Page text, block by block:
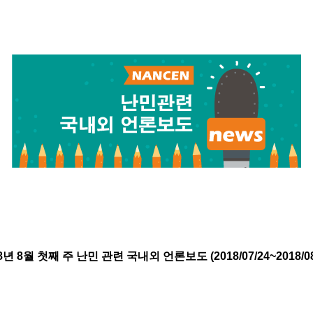
8월 첫째 주 난민 관련 국내외 언론보도 (2018/07/24~2018/